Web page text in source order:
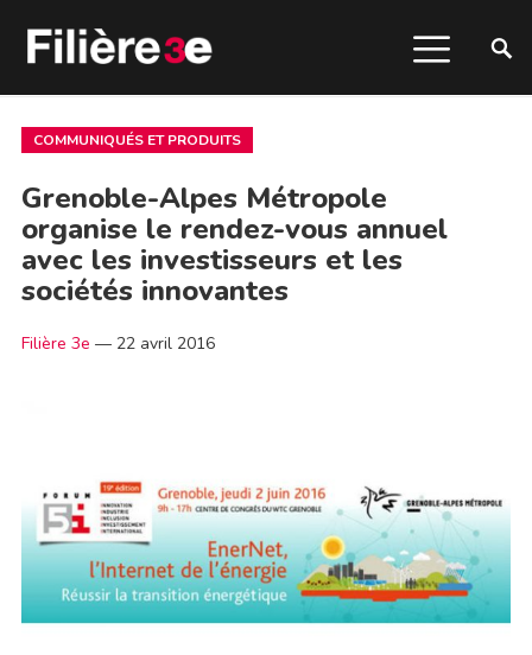
COMMUNIQUÉS ET PRODUITS
Grenoble-Alpes Métropole
organise le rendez-vous annuel
avec les investisseurs et les
sociétés innovantes
Filière 3e — 22 avril 2016